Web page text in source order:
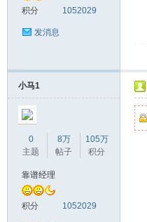
积分 1052029
发消息
小马1
0
主题
8万
帖子
105万
积分
靠谱经理
积分 1052029